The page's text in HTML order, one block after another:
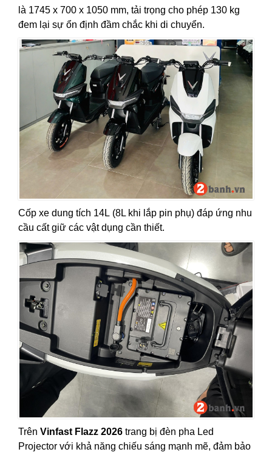
là 1745 x 700 x 1050 mm, tải trọng cho phép 130 kg
đem lại sự ổn định đầm chắc khi di chuyển.
Cốp xe dung tích 14L (8L khi lắp pin phụ) đáp ứng nhu
cầu cất giữ các vật dụng cần thiết.
Trên Vinfast Flazz 2026 trang bị đèn pha Led
Projector với khả năng chiếu sáng mạnh mẽ, đảm bảo